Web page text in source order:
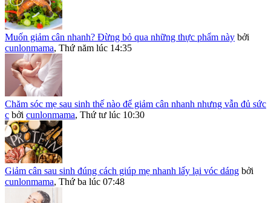
Muốn giảm cân nhanh? Đừng bỏ qua những thực phẩm này bởi
cunlonmama, Thứ năm lúc 14:35
Chăm sóc mẹ sau sinh thế nào để giảm cân nhanh nhưng vẫn đủ sức
c bởi cunlonmama, Thứ tư lúc 10:30
Giảm cân sau sinh đúng cách giúp mẹ nhanh lấy lại vóc dáng bởi
cunlonmama, Thứ ba lúc 07:48